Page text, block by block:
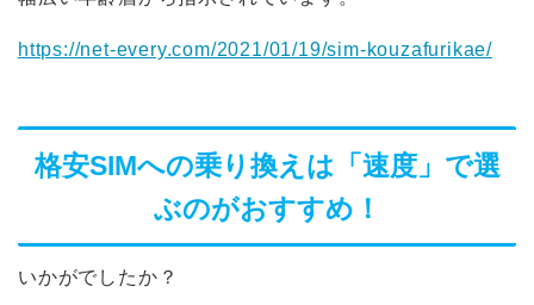
https://net-every.com/2021/01/19/sim-kouzafurikae/
格安SIMへの乗り換えは「速度」で選
ぶのがおすすめ！
いかがでしたか？
格安SIM
UQモバイル
BIGLOBE